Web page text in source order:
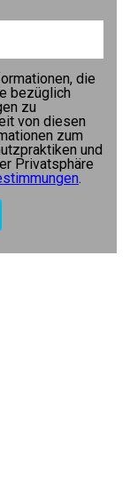
die
bezüglich
zu
von diesen
zum
und
Privatsphäre
.